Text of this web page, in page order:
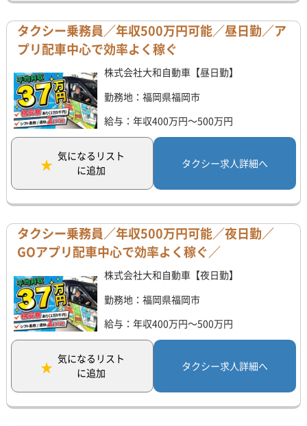
タクシー乗務員／年収500万円可能／昼日勤／ア
プリ配車中心で効率よく稼ぐ
株式会社大和自動車【昼日勤】
勤務地：福岡県福岡市
給与：年収400万円～500万円
気になるリスト
に追加
タクシー求人詳細へ
タクシー乗務員／年収500万円可能／夜日勤／
GOアプリ配車中心で効率よく稼ぐ／
株式会社大和自動車【夜日勤】
勤務地：福岡県福岡市
給与：年収400万円～500万円
気になるリスト
に追加
タクシー求人詳細へ